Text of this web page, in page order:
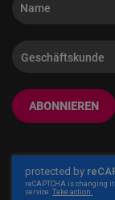
ABONNIEREN